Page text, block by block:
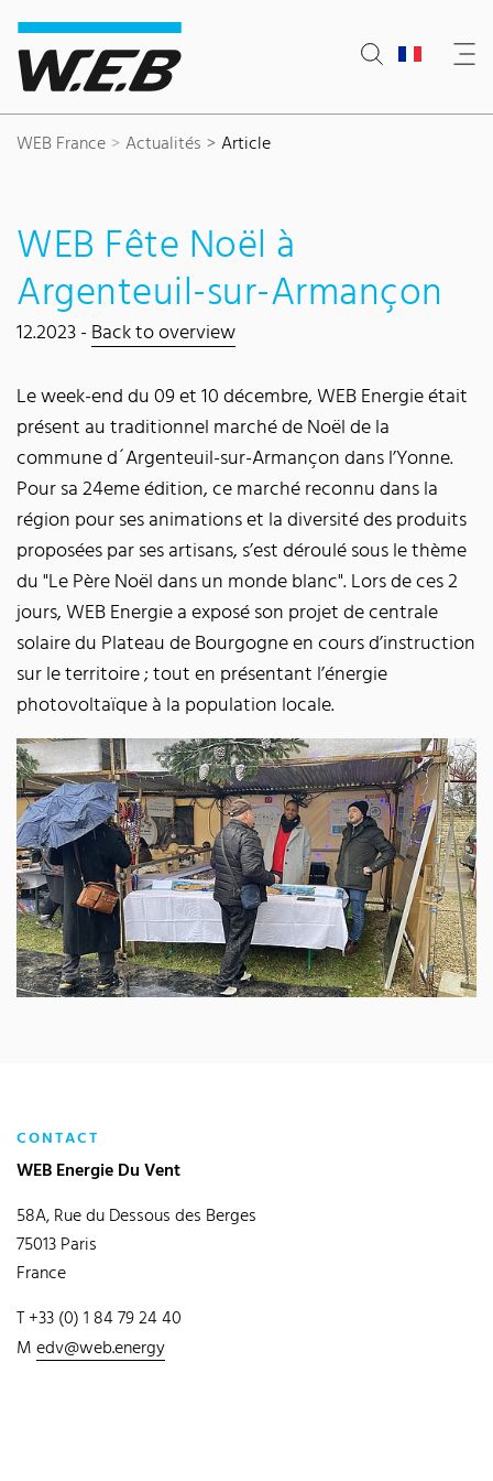
Content Area
Search
Main navigation
Contact
Footer
WEB France Actualités Article
WEB Fête Noël à
Argenteuil-sur-Armançon
12.2023 -Back to overview
Le week-end du 09 et 10 décembre, WEB Energie était
présent au traditionnel marché de Noël de la
commune d´Argenteuil-sur-Armançon dans l’Yonne.
Pour sa 24eme édition, ce marché reconnu dans la
région pour ses animations et la diversité des produits
proposées par ses artisans, s’est déroulé sous le thème
du "Le Père Noël dans un monde blanc". Lors de ces 2
jours, WEB Energie a exposé son projet de centrale
solaire du Plateau de Bourgogne en cours d’instruction
sur le territoire ; tout en présentant l’énergie
photovoltaïque à la population locale.
CONTACT
WEB Energie Du Vent
58A, Rue du Dessous des Berges
75013 Paris
France
T +33 (0) 1 84 79 24 40
Medv@web.energy